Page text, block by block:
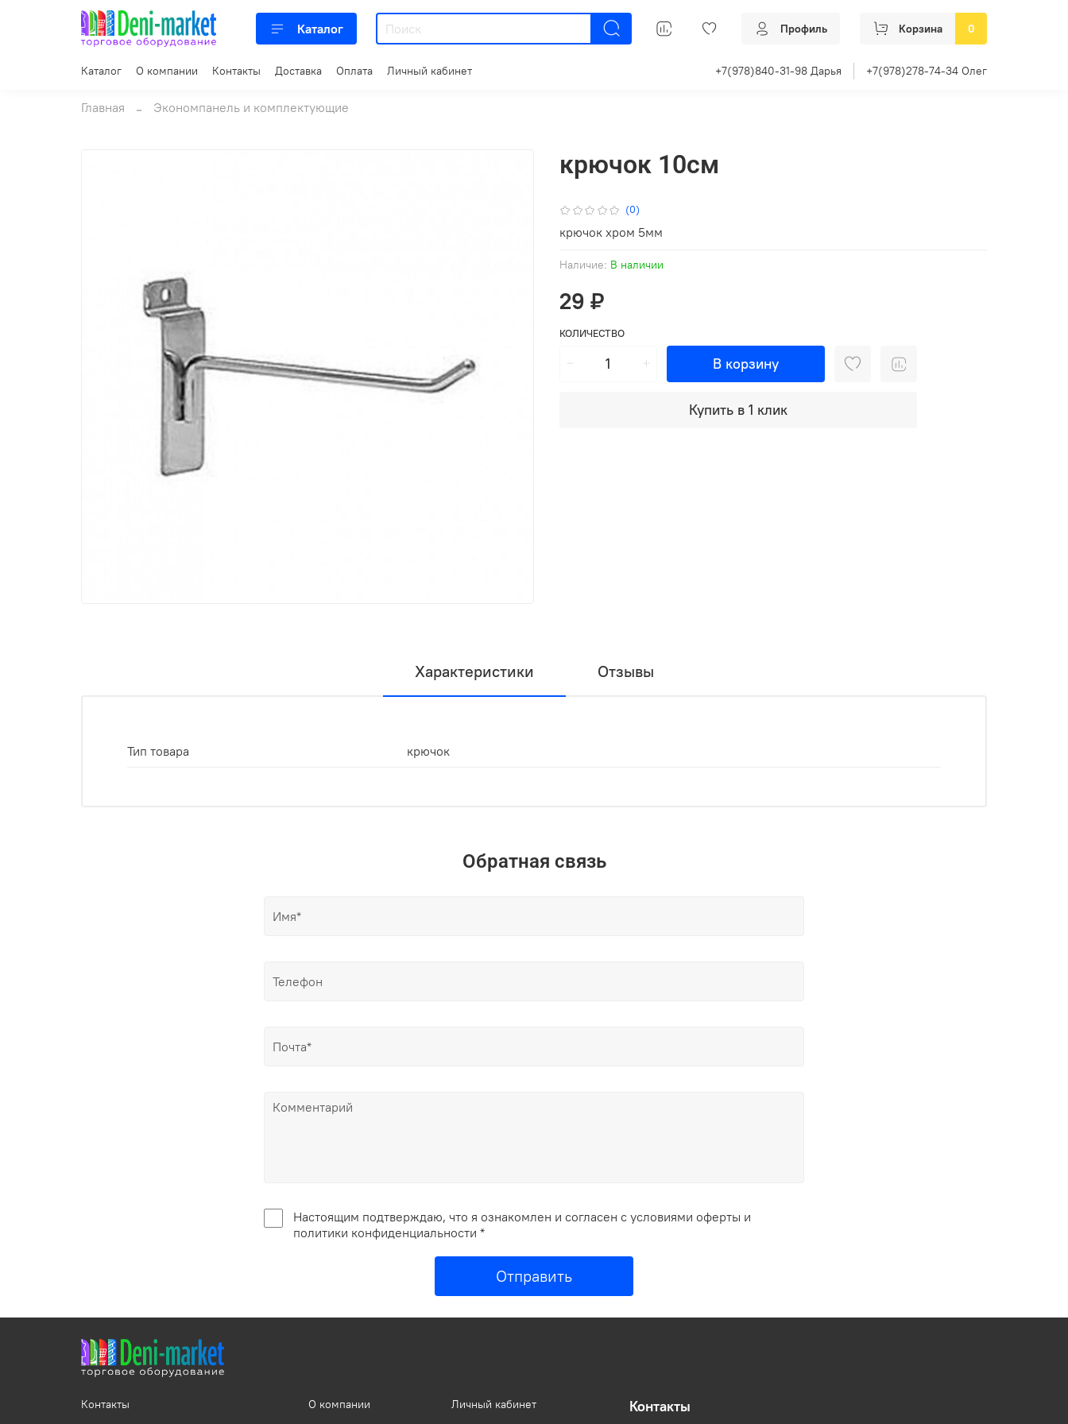
Каталог Профиль Корзина 0
Каталог О компании Контакты Доставка Оплата Личный кабинет +7(978)840-31-98 Дарья +7(978)278-74-34 Олег
Главная Экономпанель и комплектующие
(0)
Наличие: В наличии
крючок 10см
29 ₽
КОЛИЧЕСТВО
В корзину
Купить в 1 клик
крючок хром 5мм
Характеристики Отзывы
Тип товара крючок
Обратная связь
Настоящим подтверждаю, что я ознакомлен и согласен с условиями оферты и
политики конфиденциальности *
Отправить
Контакты
О компании
Личный кабинет
Контакты